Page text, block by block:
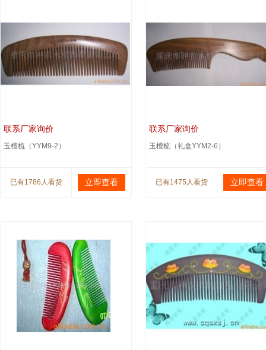
联系厂家询价
玉檀梳（YYM9-2）
已有1786人看货 立即查看
联系厂家询价
玉檀梳（礼盒YYM2-6）
已有1475人看货 立即查看